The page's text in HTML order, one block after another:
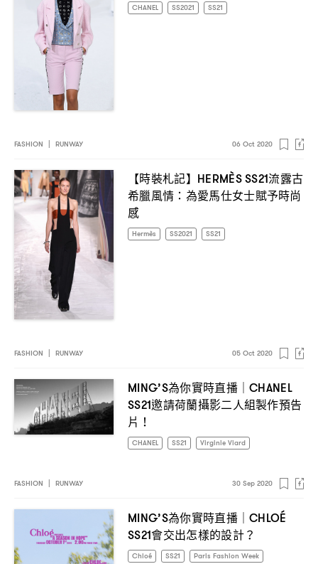
CHANEL SS2021 SS21
FASHION | RUNWAY 06 Oct 2020
【時裝札記】 HERMÈS SS21流露古
希臘風情 ： 為愛馬仕女士賦予時尚
感
Hermès SS2021 SS21
FASHION | RUNWAY 05 Oct 2020
MING’S為你實時直播｜CHANEL
SS21邀請荷蘭攝影二人組製作預告
片 ！
CHANEL SS21 Virginie Viard
FASHION | RUNWAY 30 Sep 2020
MING’S為你實時直播｜CHLOÉ
SS21會交出怎樣的設計？
Chloé SS21 Paris Fashion Week